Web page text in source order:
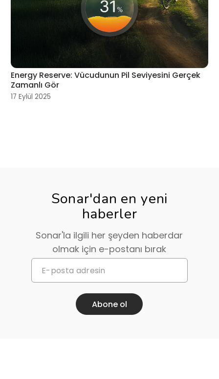
Energy Reserve: Vücudunun Pil Seviyesini Gerçek
Zamanlı Gör
17 Eylül 2025
Sonar'dan en yeni
haberler
Sonar'la ilgili her şeyden haberdar
olmak için e-postanı bırak
Abone ol